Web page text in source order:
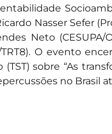
Nasser Sefer
Neto (CESUPA/
O evento
sobre “As
no Brasil